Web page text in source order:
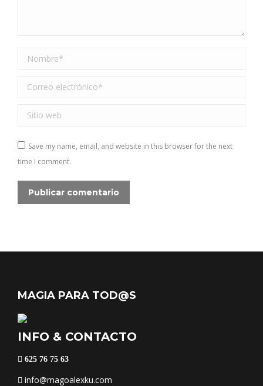
Nombre *
Correo electrónico *
Sitio web
Save my name, email, and website in this browser for the next
time I comment.
Publicar comentario
MAGIA PARA TOD@S
INFO & CONTACTO
625 76 75 63
info@magoalexku.com